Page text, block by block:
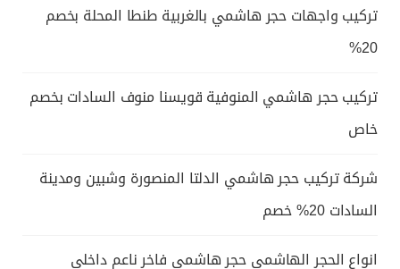
تركيب واجهات حجر هاشمي بالغربية طنطا المحلة بخصم
20%
تركيب حجر هاشمي المنوفية قويسنا منوف السادات بخصم
خاص
شركة تركيب حجر هاشمي الدلتا المنصورة وشبين ومدينة
السادات 20% خصم
انواع الحجر الهاشمي حجر هاشمى فاخر ناعم داخلي